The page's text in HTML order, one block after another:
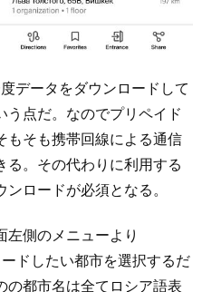
データをダウンロードして
う点だ。なのでプリペイド
もそも携帯回線による通信
る。その代わりに利用する
ロードが必須となる。
左側のメニューより
ドしたい都市を選択するだ
の都市名は全てロシア語表